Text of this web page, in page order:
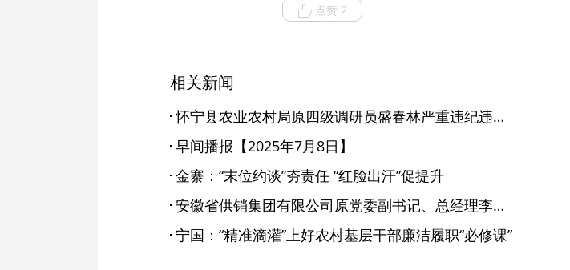
点赞 2
相关新闻
怀宁县农业农村局原四级调研员盛春林严重违纪违法被开除党籍和公职
早间播报【2025年7月8日】
金寨：“末位约谈”夯责任 “红脸出汗”促提升
安徽省供销集团有限公司原党委副书记、总经理李永东接受纪律审查和监察调查
宁国：“精准滴灌”上好农村基层干部廉洁履职“必修课”